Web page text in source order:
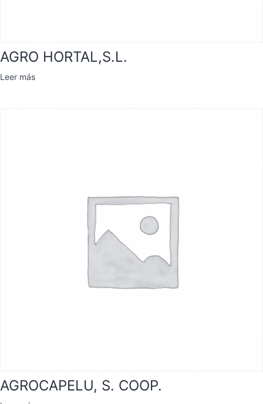
AGRO HORTAL,S.L.
Leer más
AGROCAPELU, S. COOP.